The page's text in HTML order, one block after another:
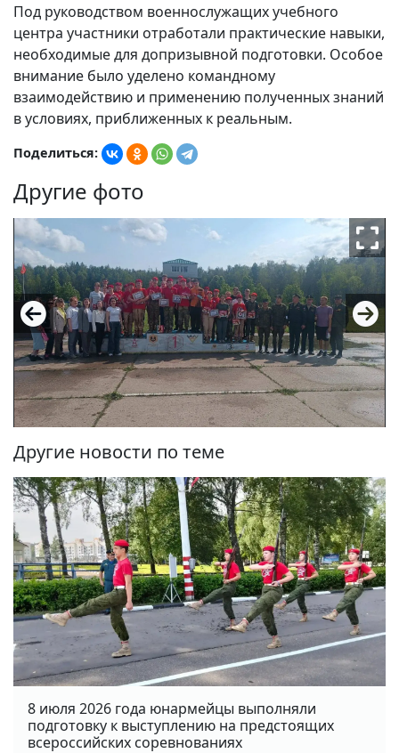
Под руководством военнослужащих учебного
центра участники отработали практические навыки,
необходимые для допризывной подготовки. Особое
внимание было уделено командному
взаимодействию и применению полученных знаний
в условиях, приближенных к реальным.
Поделиться:
Другие фото
Другие новости по теме
8 июля 2026 года юнармейцы выполняли
подготовку к выступлению на предстоящих
всероссийских соревнованиях